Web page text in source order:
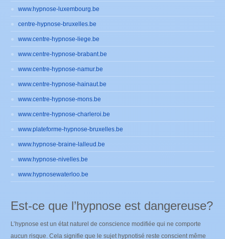
www.hypnose-luxembourg.be
centre-hypnose-bruxelles.be
www.centre-hypnose-liege.be
www.centre-hypnose-brabant.be
www.centre-hypnose-namur.be
www.centre-hypnose-hainaut.be
www.centre-hypnose-mons.be
www.centre-hypnose-charleroi.be
www.plateforme-hypnose-bruxelles.be
www.hypnose-braine-lalleud.be
www.hypnose-nivelles.be
www.hypnosewaterloo.be
Est-ce que l’hypnose est dangereuse?
L’hypnose est un état naturel de conscience modifiée qui ne comporte
aucun risque. Cela signifie que le sujet hypnotisé reste conscient même